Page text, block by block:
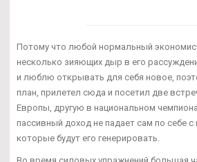
Потому что любой нормальный
несколько зияющих дыр в его
и люблю открывать для себя новое,
план, прилетел сюда и посетил две
Европы, другую в национальном
пассивный доход не падает сам по себе
которые будут его генерировать.